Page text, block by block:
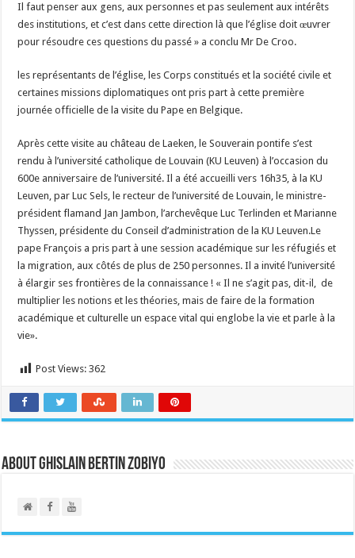
Il faut penser aux gens, aux personnes et pas seulement aux intérêts
des institutions, et c’est dans cette direction là que l’église doit œuvrer
pour résoudre ces questions du passé » a conclu Mr De Croo.
les représentants de l’église, les Corps constitués et la société civile et
certaines missions diplomatiques ont pris part à cette première
journée officielle de la visite du Pape en Belgique.
Après cette visite au château de Laeken, le Souverain pontife s’est
rendu à l’université catholique de Louvain (KU Leuven) à l’occasion du
600e anniversaire de l’université. Il a été accueilli vers 16h35, à la KU
Leuven, par Luc Sels, le recteur de l’université de Louvain, le ministre-
président flamand Jan Jambon, l’archevêque Luc Terlinden et Marianne
Thyssen, présidente du Conseil d’administration de la KU Leuven.Le
pape François a pris part à une session académique sur les réfugiés et
la migration, aux côtés de plus de 250 personnes. Il a invité l’université
à élargir ses frontières de la connaissance ! « Il ne s’agit pas, dit-il, de
multiplier les notions et les théories, mais de faire de la formation
académique et culturelle un espace vital qui englobe la vie et parle à la
vie».
Post Views: 362
About Ghislain Bertin Zobiyo